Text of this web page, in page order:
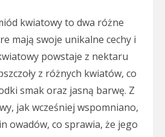
kwiatowy to dwa różne
mają swoje unikalne cechy i
powstaje z nektaru
z różnych kwiatów, co
smak oraz jasną barwę. Z
jak wcześniej wspomniano,
owadów, co sprawia, że jego